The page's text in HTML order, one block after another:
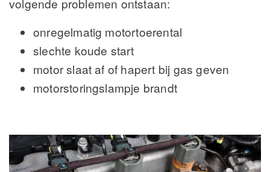
volgende problemen ontstaan:
onregelmatig motortoerental
slechte koude start
motor slaat af of hapert bij gas geven
motorstoringslampje brandt